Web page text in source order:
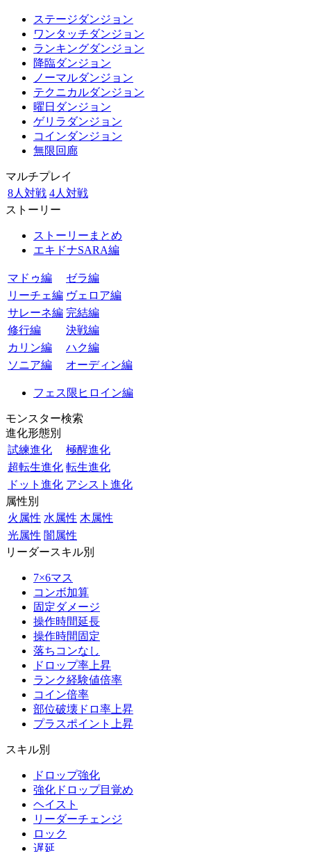
ステージダンジョン
ワンタッチダンジョン
ランキングダンジョン
降臨ダンジョン
ノーマルダンジョン
テクニカルダンジョン
曜日ダンジョン
ゲリラダンジョン
コインダンジョン
無限回廊
マルチプレイ
8人対戦 4人対戦
ストーリー
ストーリーまとめ
エキドナSARA編
マドゥ編
ゼラ編
リーチェ編 ヴェロア編
サレーネ編 完結編
修行編
決戦編
カリン編
ハク編
ソニア編
オーディン編
フェス限ヒロイン編
モンスター検索
進化形態別
試練進化
極醒進化
超転生進化 転生進化
ドット進化 アシスト進化
属性別
火属性 水属性 木属性
光属性 闇属性
リーダースキル別
7×6マス
コンボ加算
固定ダメージ
操作時間延長
操作時間固定
落ちコンなし
ドロップ率上昇
ランク経験値倍率
コイン倍率
部位破壊ドロ率上昇
プラスポイント上昇
スキル別
ドロップ強化
強化ドロップ目覚め
ヘイスト
リーダーチェンジ
ロック
遅延